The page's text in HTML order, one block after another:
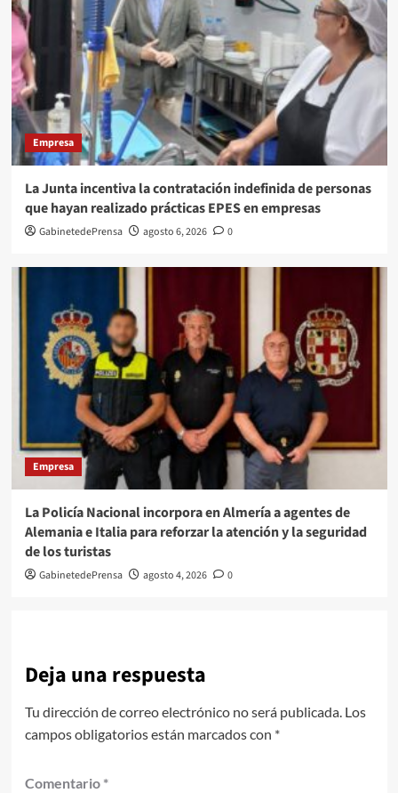
Empresa
La Junta incentiva la contratación indefinida de personas
que hayan realizado prácticas EPES en empresas
GabinetedePrensa agosto 6, 2026 0
Empresa
La Policía Nacional incorpora en Almería a agentes de
Alemania e Italia para reforzar la atención y la seguridad
de los turistas
GabinetedePrensa agosto 4, 2026 0
Deja una respuesta
Tu dirección de correo electrónico no será publicada. Los
campos obligatorios están marcados con *
Comentario *